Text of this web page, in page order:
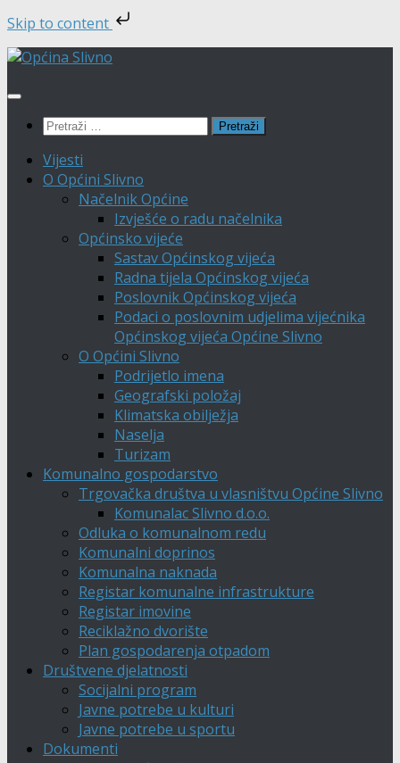
Skip to content
Skip
content
Pretraži:
Vijesti
O Općini Slivno
Načelnik Općine
Izvješće o radu načelnika
Općinsko vijeće
Sastav Općinskog vijeća
Radna tijela Općinskog vijeća
Poslovnik Općinskog vijeća
Podaci o poslovnim udjelima vijećnika
Općinskog vijeća Općine Slivno
O Općini Slivno
Podrijetlo imena
Geografski položaj
Klimatska obilježja
Naselja
Turizam
Komunalno gospodarstvo
Trgovačka društva u vlasništvu Općine Slivno
Komunalac Slivno d.o.o.
Odluka o komunalnom redu
Komunalni doprinos
Komunalna naknada
Registar komunalne infrastrukture
Registar imovine
Reciklažno dvorište
Plan gospodarenja otpadom
Društvene djelatnosti
Socijalni program
Javne potrebe u kulturi
Javne potrebe u sportu
Dokumenti